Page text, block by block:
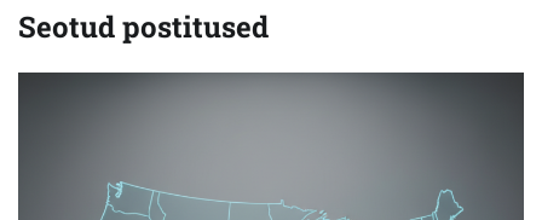
Seotud postitused